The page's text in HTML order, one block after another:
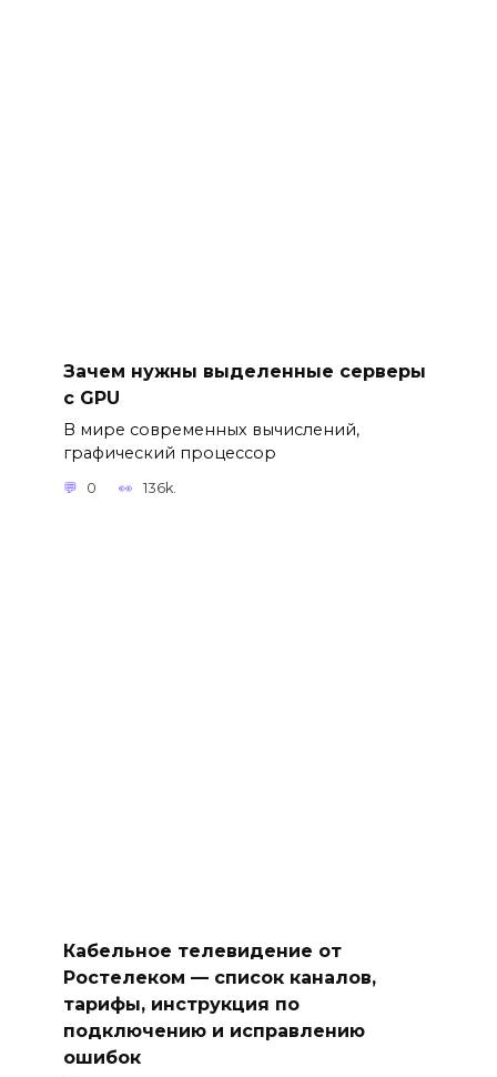
Зачем нужны выделенные серверы
с GPU
В мире современных вычислений,
графический процессор
0 136k.
Кабельное телевидение от
Ростелеком — список каналов,
тарифы, инструкция по
подключению и исправлению
ошибок